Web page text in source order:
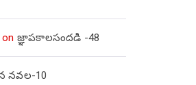
on జ్ఞాపకాలసందడి -48
నవల-10